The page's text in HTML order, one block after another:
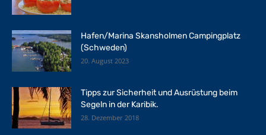
Hafen/Marina Skansholmen Campingplatz
(Schweden)
20. August 2023
Tipps zur Sicherheit und Ausrüstung beim
Segeln in der Karibik.
28. Dezember 2018